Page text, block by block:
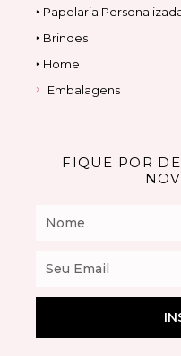
‣ Papelaria
‣ Brindes
‣ Home
Embalagens
FIQUE POR